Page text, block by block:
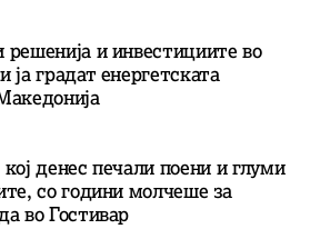
решенија и инвестициите во
ја градат енергетската
денес печали поени и глуми
со години молчеше за
во Гостивар